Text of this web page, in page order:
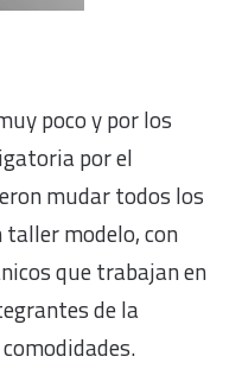
poco y por los
por el
mudar todos los
modelo, con
que trabajan en
de la